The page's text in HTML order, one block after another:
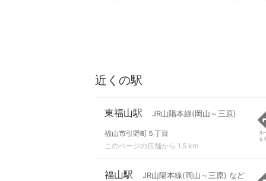
近くの駅
東福山駅 JR山陽本線(岡山～三原)
福山市引野町５丁目
このページの店舗から 1.5 km
ル
を
福山駅 JR山陽本線(岡山～三原) など